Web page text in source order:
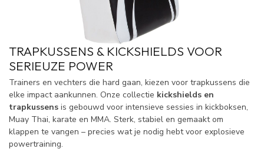
TRAPKUSSENS & KICKSHIELDS VOOR
SERIEUZE POWER
Trainers en vechters die hard gaan, kiezen voor trapkussens die
elke impact aankunnen. Onze collectie kickshields en
trapkussens is gebouwd voor intensieve sessies in kickboksen,
Muay Thai, karate en MMA. Sterk, stabiel en gemaakt om
klappen te vangen – precies wat je nodig hebt voor explosieve
powertraining.